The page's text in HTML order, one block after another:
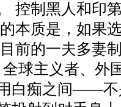
控制黑人和印
本质是，如果
前的一夫多妻
球主义者、外
白痴之间——不